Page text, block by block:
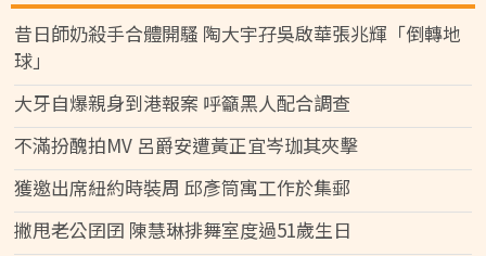
昔日師奶殺手合體開騷 陶大宇孖吳啟華張兆輝「倒轉地
球」
大牙自爆親身到港報案 呼籲黑人配合調查
不滿扮醜拍MV 呂爵安遭黃正宜岑珈其夾擊
獲邀出席紐約時裝周 邱彥筒寓工作於集郵
撇甩老公囝囝 陳慧琳排舞室度過51歲生日